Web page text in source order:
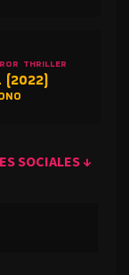
THRILLER
(2022)
SOCIALES ↓